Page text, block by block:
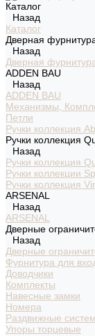
Каталог
Назад
Каталог
Дверная
Назад
Дверная
ADDEN BAU
Назад
ADDEN BAU
Механизмы,
Петли
Ручки коллекция
Ручки коллекция
Назад
Ручки коллекция
Ручки коллекции
Ручки коллекция
ARSENAL
Назад
ARSENAL
Дверные
Назад
Дверные
Фурнитура для
Доводчики
Комплекты
Навесные замки
Номера
Раздвижные
Упоры торцевые